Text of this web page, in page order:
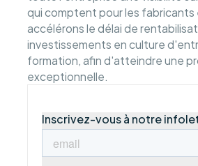
qui comptent pour les fabricants
accélérons le délai de
investissements en culture
formation, afin d'atteindre une
exceptionnelle.